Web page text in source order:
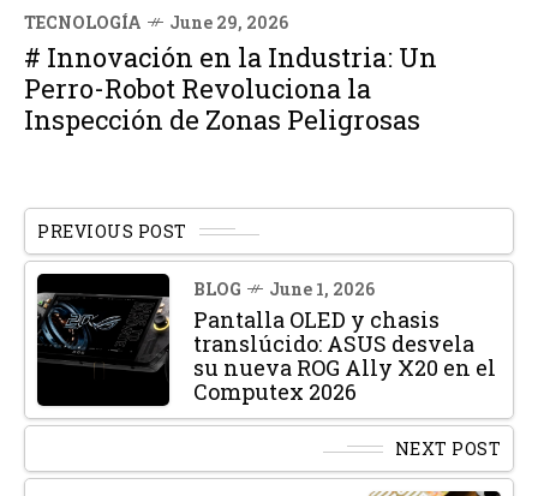
TECNOLOGÍA June 29, 2026
# Innovación en la Industria: Un
Perro-Robot Revoluciona la
Inspección de Zonas Peligrosas
PREVIOUS POST
BLOG June 1, 2026
Pantalla OLED y chasis
translúcido: ASUS desvela
su nueva ROG Ally X20 en el
Computex 2026
NEXT POST